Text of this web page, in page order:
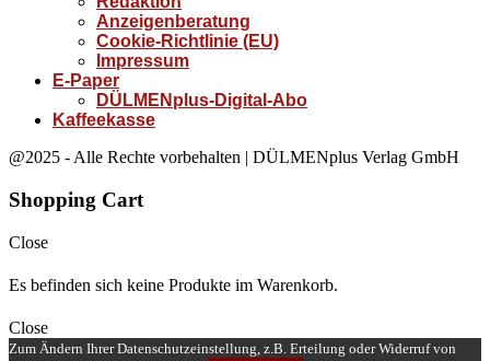
Anzeigenberatung
Cookie-Richtlinie (EU)
Impressum
E-Paper
DÜLMENplus-Digital-Abo
Kaffeekasse
@2025 - Alle Rechte vorbehalten | DÜLMENplus Verlag GmbH
Shopping Cart
Close
Es befinden sich keine Produkte im Warenkorb.
Close
Zum Ändern Ihrer Datenschutzeinstellung, z.B. Erteilung oder Widerruf von